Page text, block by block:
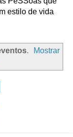
estilo de vida
.
Mostrar